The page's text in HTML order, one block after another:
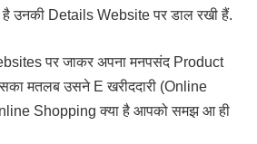
है उनकी Details Website पर डाल रखी हैं.
पर जाकर अपना मनपसंद Product
मतलब उसने E खरीददारी (Online
Shopping क्या है आपको समझ आ ही